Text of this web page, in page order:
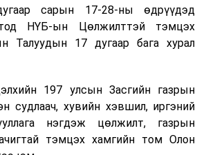
эмгэгтэй өсвөр насныхны
эрүүл мэндийн чиг хандлага,
үзүүлэх нөлөөг кластер аргаар
Ганбаатар (Хичээлийн
үнэлэх арга зүйн нэгэн хувилбар
Доржпагма (Говийн
сарын 17-28-ны өдрүүдэд
НҮБ-ын Цөлжилттэй тэмцэх
Талуудын 17 дугаар бага хурал
197 улсын Засгийн газрын
судлаач, хувийн хэвшил, иргэний
нэгдэж цөлжилт, газрын
тэмцэх хамгийн том Олон